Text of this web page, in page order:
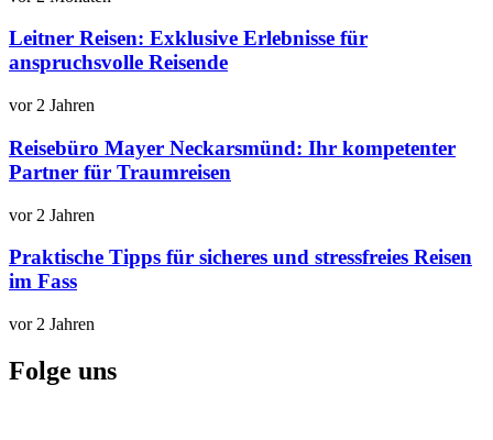
Leitner Reisen: Exklusive Erlebnisse für
anspruchsvolle Reisende
vor 2 Jahren
Reisebüro Mayer Neckarsmünd: Ihr kompetenter
Partner für Traumreisen
vor 2 Jahren
Praktische Tipps für sicheres und stressfreies Reisen
im Fass
vor 2 Jahren
Folge uns